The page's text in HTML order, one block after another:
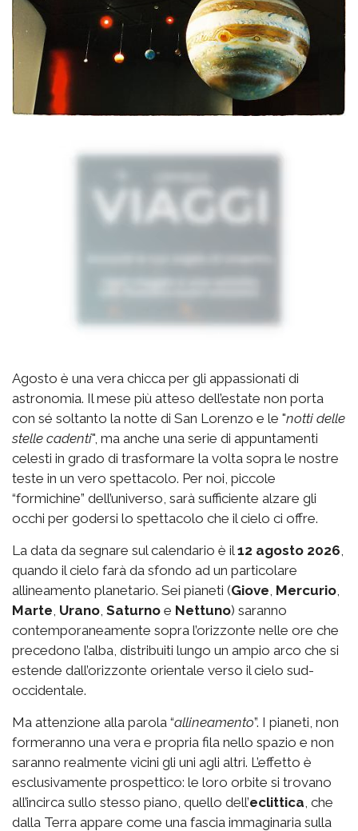
Agosto è una vera chicca per gli appassionati di
astronomia. Il mese più atteso dell’estate non porta
con sé soltanto la notte di San Lorenzo e le "notti delle
stelle cadenti", ma anche una serie di appuntamenti
celesti in grado di trasformare la volta sopra le nostre
teste in un vero spettacolo. Per noi, piccole
“formichine” dell’universo, sarà sufficiente alzare gli
occhi per godersi lo spettacolo che il cielo ci offre.
La data da segnare sul calendario è il 12 agosto 2026
quando il cielo farà da sfondo ad un particolare
allineamento planetario. Sei pianeti (Giove Mercurio
Marte Urano Saturno e Nettuno) saranno
contemporaneamente sopra l’orizzonte nelle ore che
precedono l’alba, distribuiti lungo un ampio arco che si
estende dall’orizzonte orientale verso il cielo sud-
occidentale.
Ma attenzione alla parola “allineamento”. I pianeti, non
formeranno una vera e propria fila nello spazio e non
saranno realmente vicini gli uni agli altri. L’effetto è
esclusivamente prospettico: le loro orbite si trovano
all’incirca sullo stesso piano, quello dell’eclittica , che
dalla Terra appare come una fascia immaginaria sulla